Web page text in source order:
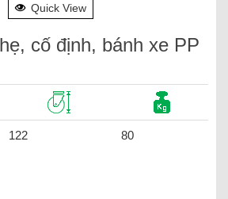
Quick View
cố định, bánh xe PP
122 80